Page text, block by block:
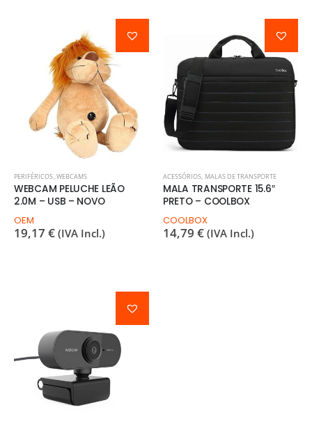
PERIFÉRICOS,WEBCAMS
WEBCAM PELUCHE LEÃO
2.0M – USB – NOVO
OEM
19,17 € (IVA Incl.)
ACESSÓRIOS, MALAS DE TRANSPORTE
MALA TRANSPORTE 15.6″
PRETO – COOLBOX
COOLBOX
14,79 € (IVA Incl.)